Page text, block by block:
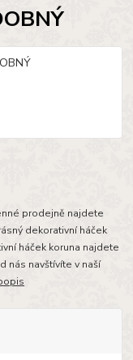
prodejně najdete
dekorativní háček
háček koruna najdete
nás navštívíte v naší